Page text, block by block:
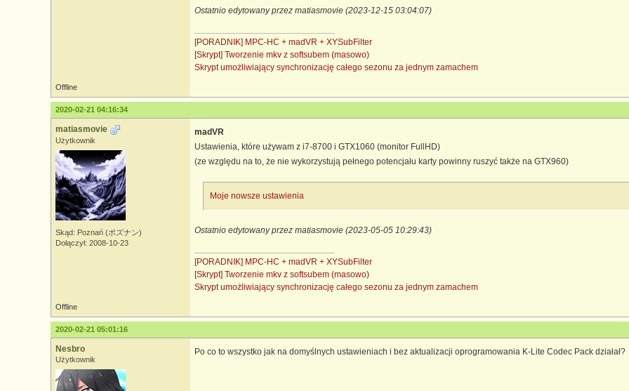
Ostatnio edytowany przez matiasmovie (2023-12-15 03:04:07)
[PORADNIK] MPC-HC + madVR + XYSubFilter
[Skrypt] Tworzenie mkv z softsubem (masowo)
Skrypt umożliwiający synchronizację całego sezonu za jednym zamachem
Offline
2020-02-21 04:16:34
matiasmovie
Użytkownik
Skąd: Poznań (ポズナン)
Dołączył: 2008-10-23
madVR
Ustawienia, które używam z i7-8700 i GTX1060 (monitor FullHD)
(ze względu na to, że nie wykorzystują pełnego potencjału karty powinny ruszyć także na GTX960)
Moje nowsze ustawienia
Ostatnio edytowany przez matiasmovie (2023-05-05 10:29:43)
[PORADNIK] MPC-HC + madVR + XYSubFilter
[Skrypt] Tworzenie mkv z softsubem (masowo)
Skrypt umożliwiający synchronizację całego sezonu za jednym zamachem
Offline
2020-02-21 05:01:16
Nesbro
Użytkownik
Po co to wszystko jak na domyślnych ustawieniach i bez aktualizacji oprogramowania K-Lite Codec Pack działał?